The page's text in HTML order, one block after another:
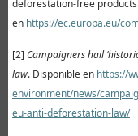
deforestation-free
en https://ec.europa.eu/
[2] Campaigners hail
law. Disponible en https://
environment/news/
eu-anti-deforestation-law/